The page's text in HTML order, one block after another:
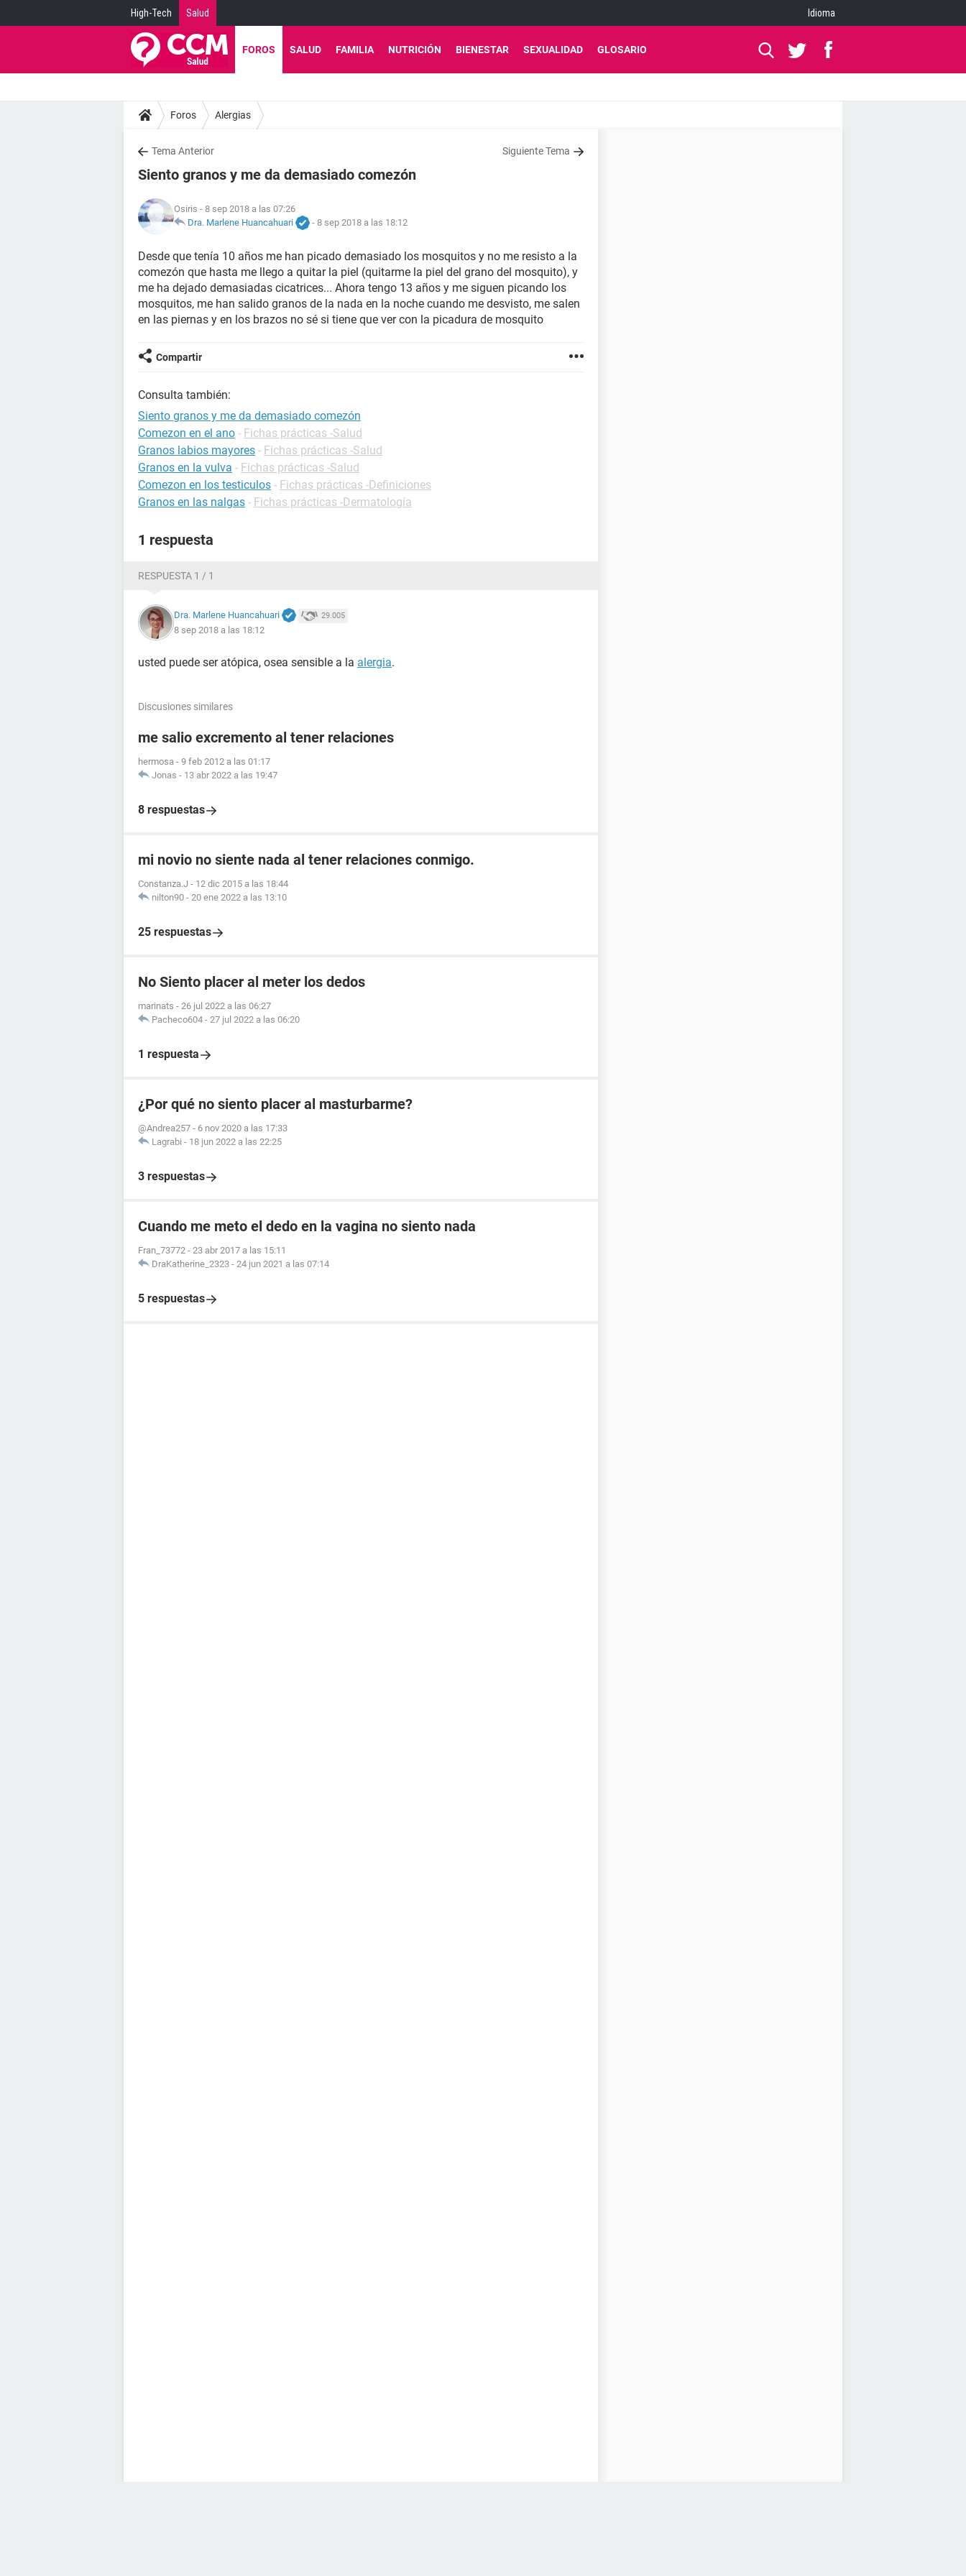
High-Tech Salud Idioma
FOROS SALUD FAMILIA NUTRICIÓN BIENESTAR SEXUALIDAD GLOSARIO
Foros Alergias
Tema Anterior Siguiente Tema
Siento granos y me da demasiado comezón
Osiris - 8 sep 2018 a las 07:26
Dra. Marlene Huancahuari
- 8 sep 2018 a las 18:12
Desde que tenía 10 años me han picado demasiado los mosquitos y no me resisto a la
comezón que hasta me llego a quitar la piel (quitarme la piel del grano del mosquito), y
me ha dejado demasiadas cicatrices... Ahora tengo 13 años y me siguen picando los
mosquitos, me han salido granos de la nada en la noche cuando me desvisto, me salen
en las piernas y en los brazos no sé si tiene que ver con la picadura de mosquito
Compartir
Consulta también:
Siento granos y me da demasiado comezón
Comezon en el ano - Fichas prácticas -Salud
Granos labios mayores - Fichas prácticas -Salud
Granos en la vulva - Fichas prácticas -Salud
Comezon en los testiculos - Fichas prácticas -Definiciones
Granos en las nalgas - Fichas prácticas -Dermatología
1 respuesta
RESPUESTA 1 / 1
Dra. Marlene Huancahuari 29.005
8 sep 2018 a las 18:12
usted puede ser atópica, osea sensible a la alergia.
Discusiones similares
me salio excremento al tener relaciones
hermosa - 9 feb 2012 a las 01:17
Jonas - 13 abr 2022 a las 19:47
8 respuestas
mi novio no siente nada al tener relaciones conmigo.
Constanza.J - 12 dic 2015 a las 18:44
nilton90 - 20 ene 2022 a las 13:10
25 respuestas
No Siento placer al meter los dedos
marinats - 26 jul 2022 a las 06:27
Pacheco604 - 27 jul 2022 a las 06:20
1 respuesta
¿Por qué no siento placer al masturbarme?
@Andrea257 - 6 nov 2020 a las 17:33
Lagrabi - 18 jun 2022 a las 22:25
3 respuestas
Cuando me meto el dedo en la vagina no siento nada
Fran_73772 - 23 abr 2017 a las 15:11
DraKatherine_2323 - 24 jun 2021 a las 07:14
5 respuestas